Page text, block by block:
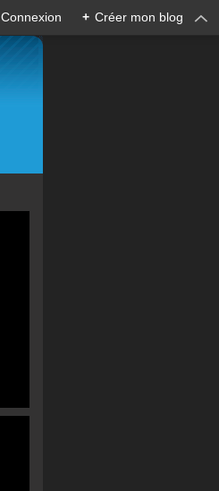
Connexion + Créer mon blog